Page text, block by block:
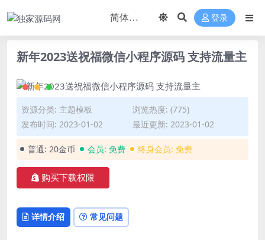
登录
新年2023送祝福微信小程序源码 支持流量主
资源分类: 主题模板
浏览热度: (775)
发布时间: 2023-01-02
最近更新: 2023-01-02
普通: 20金币 会员: 免费 终身会员: 免费
购买下载权限
详情介绍 常见问题